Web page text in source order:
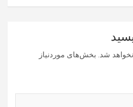
شد. بخش‌های موردنیاز